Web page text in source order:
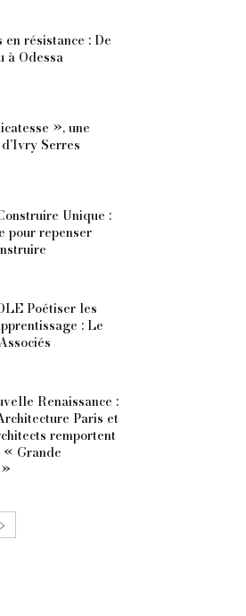
en résistance : De
à Odessa
», une
Serres
Unique :
pour repenser
Poétiser les
: Le
Renaissance :
Paris et
remportent
« Grande